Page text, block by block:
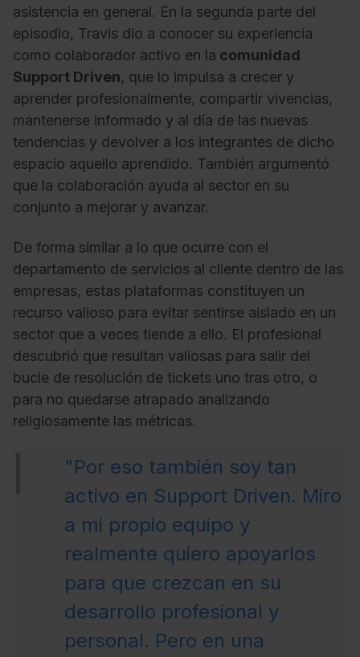
asistencia en general. En la segunda parte del
episodio, Travis dio a conocer su experiencia
como colaborador activo en la comunidad
Support Driven, que lo impulsa a crecer y
aprender profesionalmente, compartir vivencias,
mantenerse informado y al día de las nuevas
tendencias y devolver a los integrantes de dicho
espacio aquello aprendido. También argumentó
que la colaboración ayuda al sector en su
conjunto a mejorar y avanzar.
De forma similar a lo que ocurre con el
departamento de servicios al cliente dentro de las
empresas, estas plataformas constituyen un
recurso valioso para evitar sentirse aislado en un
sector que a veces tiende a ello. El profesional
descubrió que resultan valiosas para salir del
bucle de resolución de tickets uno tras otro, o
para no quedarse atrapado analizando
religiosamente las métricas.
"Por eso también soy tan
activo en Support Driven. Miro
a mi propio equipo y
realmente quiero apoyarlos
para que crezcan en su
desarrollo profesional y
personal. Pero en una